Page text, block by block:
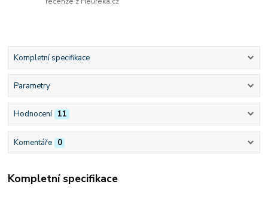
Kompletní specifikace
Parametry
Hodnocení 11
Komentáře 0
Kompletní specifikace